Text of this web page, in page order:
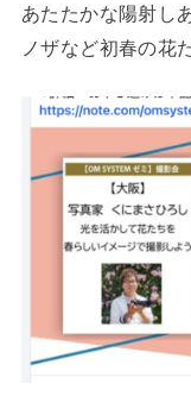
あたたかな陽射し
ノザなど初春の花